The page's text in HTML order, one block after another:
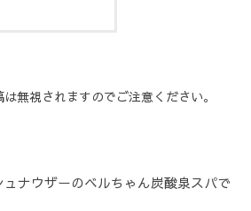
無視されますのでご注意ください。
ュナウザーのベルちゃん炭酸泉スパで